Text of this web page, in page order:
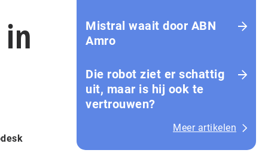
Mistral waait door ABN
Amro
Die robot ziet er schattig
uit, maar is hij ook te
vertrouwen?
Meer artikelen